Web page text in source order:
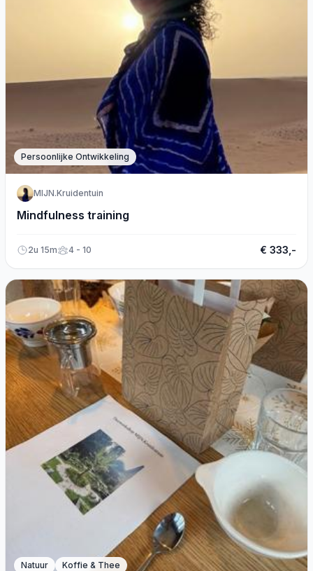
Persoonlijke Ontwikkeling
MIJN.Kruidentuin
Mindfulness training
2u 15m 4 - 10 € 333,-
Natuur Koffie & Thee